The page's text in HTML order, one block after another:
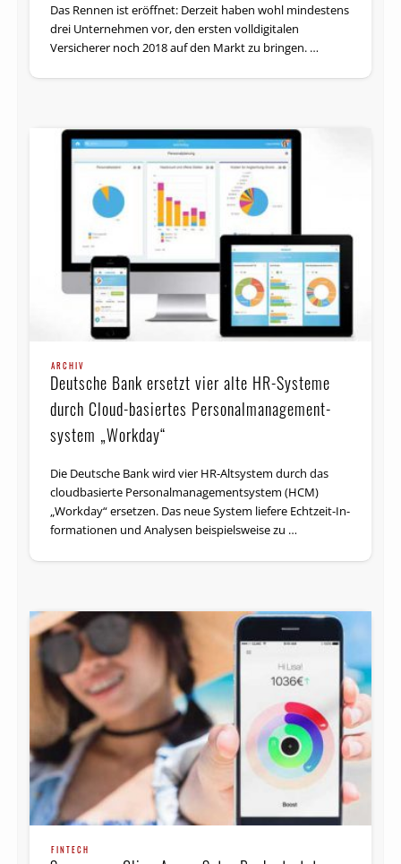
Das Rennen ist eröffnet: Derzeit haben wohl mindestens
drei Unternehmen vor, den ersten volldigitalen
Versicherer noch 2018 auf den Markt zu bringen. …
ARCHIV
Deutsche Bank ersetzt vier alte HR-Systeme
durch Cloud-basiertes Personal­ma­na­ge­ment­
system „Workday“
Die Deutsche Bank wird vier HR-Altsystem durch das
cloudbasierte Personalmanagementsystem (HCM)
„Workday“ ersetzen. Das neue System liefere Echtzeit-In­
for­ma­tionen und Analysen beispielsweise zu …
FINTECH